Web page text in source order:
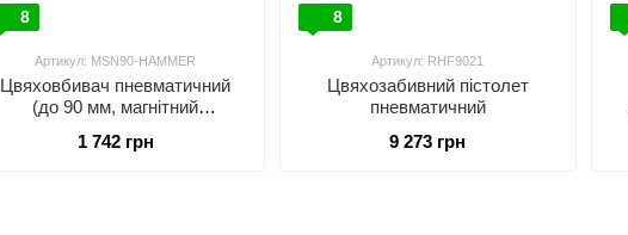
8
Артикул: MSN90-HAMMER
Цвяховбивач пневматичний
(до 90 мм, магнітний
MSN90-HAMMER
1 742 грн
8
Артикул: RHF9021
Цвяхозабивний пістолет
пневматичний
9 273 грн